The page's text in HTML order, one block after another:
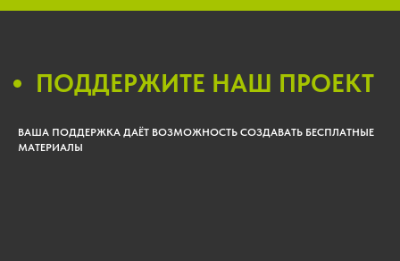
ПОДДЕРЖИТЕ НАШ ПРОЕКТ
ВАША ПОДДЕРЖКА ДАЁТ ВОЗМОЖНОСТЬ СОЗДАВАТЬ БЕСПЛАТНЫЕ
МАТЕРИАЛЫ